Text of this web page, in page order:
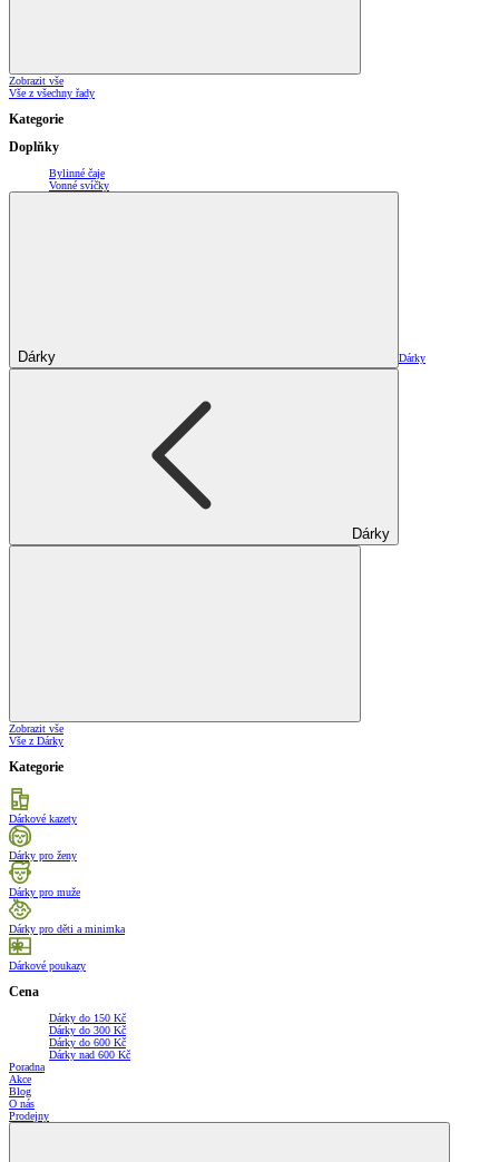
Zobrazit vše
Vše z všechny řady
Kategorie
Doplňky
Bylinné čaje
Vonné svíčky
Dárky Dárky
Dárky
Zobrazit vše
Vše z Dárky
Kategorie
Dárkové kazety
Dárky pro ženy
Dárky pro muže
Dárky pro děti a minimka
Dárkové poukazy
Cena
Dárky do 150 Kč
Dárky do 300 Kč
Dárky do 600 Kč
Dárky nad 600 Kč
Poradna
Akce
Blog
O nás
Prodejny